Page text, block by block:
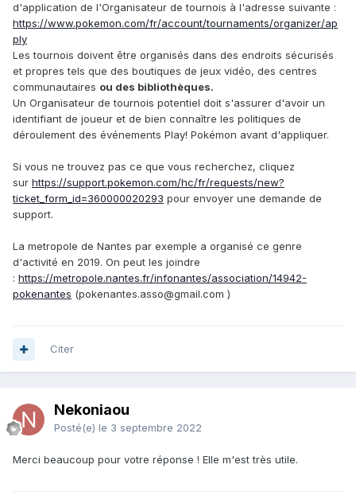
d'application de l'Organisateur de tournois à l'adresse suivante :
https://www.pokemon.com/fr/account/tournaments/organizer/ap
ply
Les tournois doivent être organisés dans des endroits sécurisés
et propres tels que des boutiques de jeux vidéo, des centres
communautaires ou des bibliothèques.
Un Organisateur de tournois potentiel doit s'assurer d'avoir un
identifiant de joueur et de bien connaître les politiques de
déroulement des événements Play! Pokémon avant d'appliquer.
Si vous ne trouvez pas ce que vous recherchez, cliquez
sur https://support.pokemon.com/hc/fr/requests/new?
ticket_form_id=360000020293 pour envoyer une demande de
support.
La metropole de Nantes par exemple a organisé ce genre
d'activité en 2019. On peut les joindre
: https://metropole.nantes.fr/infonantes/association/14942-
pokenantes (pokenantes.asso@gmail.com )
Citer
Nekoniaou
Posté(e) le 3 septembre 2022
Merci beaucoup pour votre réponse ! Elle m'est très utile.